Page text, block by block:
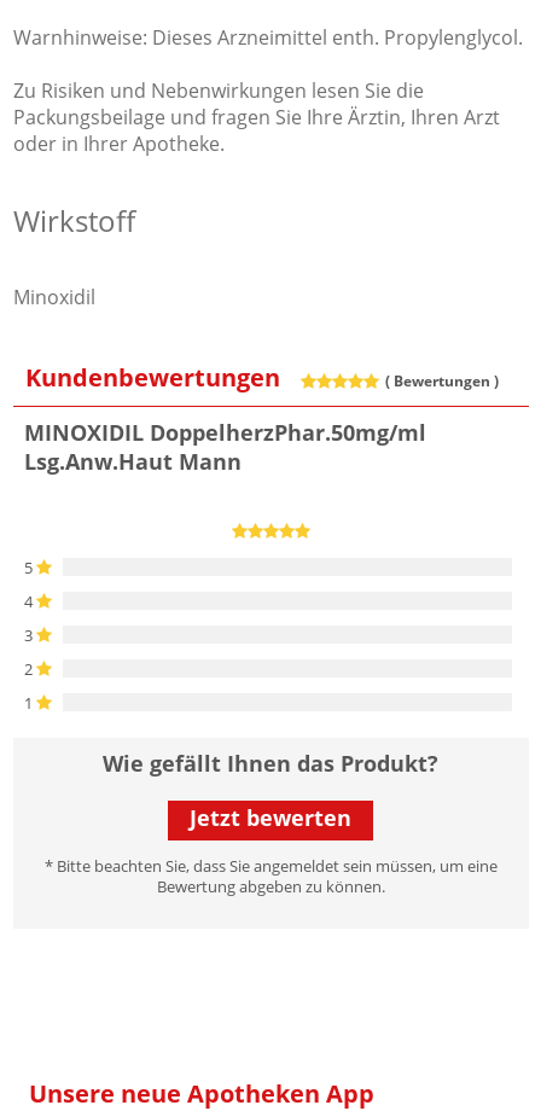
Warnhinweise: Dieses Arzneimittel enth. Propylenglycol.
Zu Risiken und Nebenwirkungen lesen Sie die
Packungsbeilage und fragen Sie Ihre Ärztin, Ihren Arzt
oder in Ihrer Apotheke.
Wirkstoff
Minoxidil
Kundenbewertungen ( Bewertungen )
MINOXIDIL DoppelherzPhar.50mg/ml
Lsg.Anw.Haut Mann
5
4
3
2
1
Wie gefällt Ihnen das Produkt?
Jetzt bewerten
* Bitte beachten Sie, dass Sie angemeldet sein müssen, um eine
Bewertung abgeben zu können.
Unsere neue Apotheken App